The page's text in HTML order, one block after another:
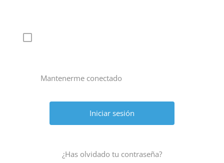
Mantenerme conectado
¿Has olvidado tu contraseña?